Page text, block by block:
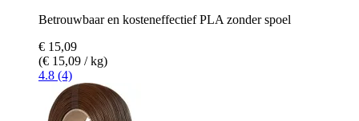
Betrouwbaar en kosteneffectief PLA zonder spoel
€ 15,09
(€ 15,09 / kg)
4.8 (4)